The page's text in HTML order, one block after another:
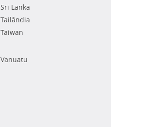
Sri Lanka
Tailândia
Taiwan
Vanuatu